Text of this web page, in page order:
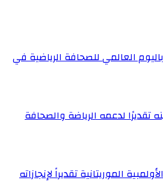
العالمي للصحافة الرياضية في
تقديرًا لدعمه الرياضة والصحافة
الموريتانية تقديراً لإنجازاته